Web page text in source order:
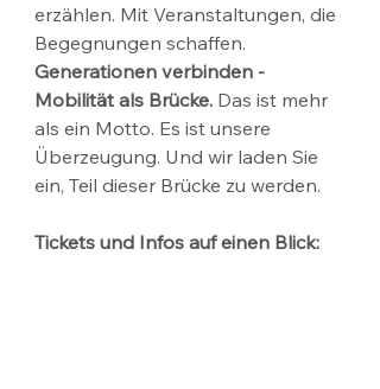
erzählen. Mit Veranstaltungen, die
Begegnungen schaffen.
Generationen verbinden -
Mobilität als Brücke. Das ist mehr
als ein Motto. Es ist unsere
Überzeugung. Und wir laden Sie
ein, Teil dieser Brücke zu werden.
Tickets und Infos auf einen Blick: